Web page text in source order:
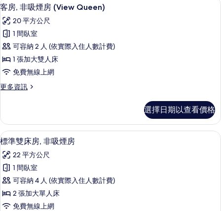
house)
的
所
有
相
片
煙
(Run
of
the
house)
的
詳
情
示
客
房,
非
吸
房
Queen)
的
所
有
相
片
3
客房, 非吸煙房 (View Queen)
20 平方公尺
1 間臥室
可容納 2 人 (依實際入住人數計費)
1 張加大雙人床
免費無線上網
更多資訊
更
非
吸
煙
(View
Queen)
的
詳
情
選擇日期以查看價格
顯
示
標
準
雙
床
標準雙床房, 非吸煙房 | 羽絨被、書桌
3
標準雙床房, 非吸煙房
22 平方公尺
1 間臥室
可容納 4 人 (依實際入住人數計費)
2 張加大單人床
免費無線上網